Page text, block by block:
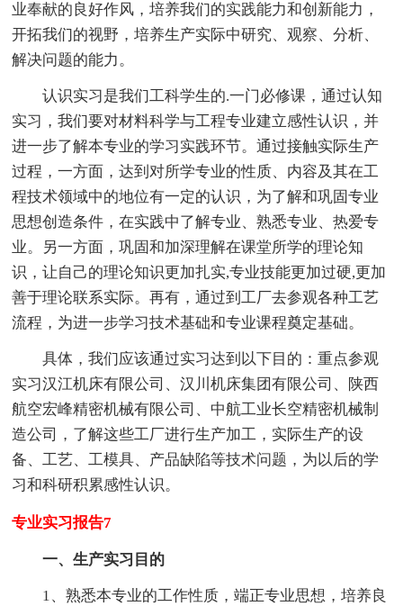
业奉献的良好作风，培养我们的实践能力和创新能力，
开拓我们的视野，培养生产实际中研究、观察、分析、
解决问题的能力。
认识实习是我们工科学生的.一门必修课，通过认知
实习，我们要对材料科学与工程专业建立感性认识，并
进一步了解本专业的学习实践环节。通过接触实际生产
过程，一方面，达到对所学专业的性质、内容及其在工
程技术领域中的地位有一定的认识，为了解和巩固专业
思想创造条件，在实践中了解专业、熟悉专业、热爱专
业。另一方面，巩固和加深理解在课堂所学的理论知
识，让自己的理论知识更加扎实,专业技能更加过硬,更加
善于理论联系实际。再有，通过到工厂去参观各种工艺
流程，为进一步学习技术基础和专业课程奠定基础。
具体，我们应该通过实习达到以下目的：重点参观
实习汉江机床有限公司、汉川机床集团有限公司、陕西
航空宏峰精密机械有限公司、中航工业长空精密机械制
造公司，了解这些工厂进行生产加工，实际生产的设
备、工艺、工模具、产品缺陷等技术问题，为以后的学
习和科研积累感性认识。
专业实习报告7
一、生产实习目的
1、熟悉本专业的工作性质，端正专业思想，培养良